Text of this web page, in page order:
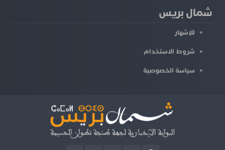
شمال بريس
للإشهار
شروط الاستخدام
سياسة الخصوصية